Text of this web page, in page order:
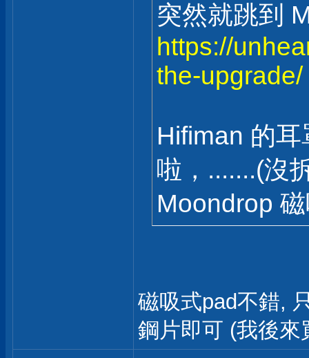
突然就跳到
https://
the-upgrade/
Hifiman 的
啦，.......(沒
Moondrop
磁吸式pad不錯,
鋼片即可 (我後來